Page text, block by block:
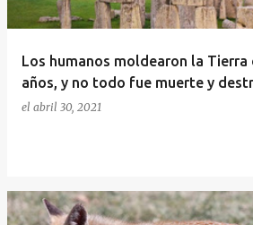
Los humanos moldearon la Tierra
años, y no todo fue muerte y
el abril 30, 2021